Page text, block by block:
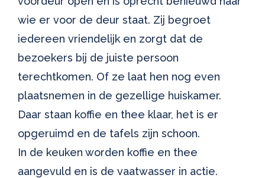
wie er voor de deur staat. Zij begroet
iedereen vriendelijk en zorgt dat de
bezoekers bij de juiste persoon
terechtkomen. Of ze laat hen nog even
plaatsnemen in de gezellige huiskamer.
Daar staan koffie en thee klaar, het is er
opgeruimd en de tafels zijn schoon.
In de keuken worden koffie en thee
aangevuld en is de vaatwasser in actie.